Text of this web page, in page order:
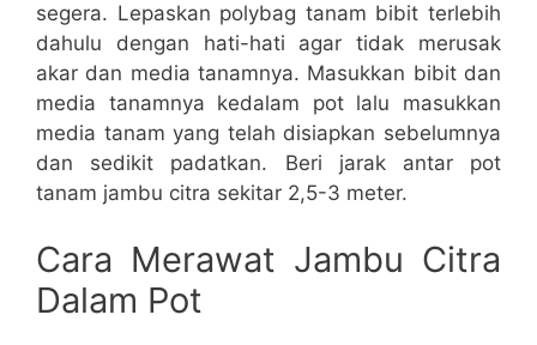
segera. Lepaskan polybag tanam bibit terlebih
dahulu dengan hati-hati agar tidak merusak
akar dan media tanamnya. Masukkan bibit dan
media tanamnya kedalam pot lalu masukkan
media tanam yang telah disiapkan sebelumnya
dan sedikit padatkan. Beri jarak antar pot
tanam jambu citra sekitar 2,5-3 meter.
Cara Merawat Jambu Citra
Dalam Pot